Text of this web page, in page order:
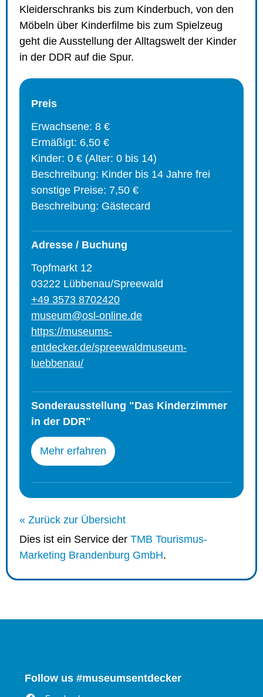
Kleiderschranks bis zum Kinderbuch, von den
Möbeln über Kinderfilme bis zum Spielzeug
geht die Ausstellung der Alltagswelt der Kinder
in der DDR auf die Spur.
Preis
Erwachsene: 8 €
Ermäßigt: 6,50 €
Kinder: 0 € (Alter: 0 bis 14)
Beschreibung: Kinder bis 14 Jahre frei
sonstige Preise: 7,50 €
Beschreibung: Gästecard
Adresse / Buchung
Topfmarkt 12
03222 Lübbenau/Spreewald
+49 3573 8702420
museum@osl-online.de
https://museums-
entdecker.de/spreewaldmuseum-
luebbenau/
Sonderausstellung "Das Kinderzimmer
in der DDR"
Mehr erfahren
« Zurück zur Übersicht
Dies ist ein Service der TMB Tourismus-
Marketing Brandenburg GmbH.
Follow us #museumsentdecker